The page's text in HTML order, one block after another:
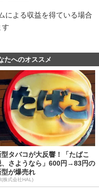
による収益を得ている場合
す
たへのオススメ
型タバコが大反響！「たばこ
、さようなら」600円→83円の
型が爆売れ
株式会社HAL)